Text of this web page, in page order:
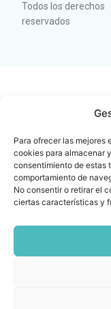
Para ofrecer las mejores
cookies para almacenar
consentimiento de estas
comportamiento de
No consentir o retirar el
ciertas características y
Todos los derechos
reservados